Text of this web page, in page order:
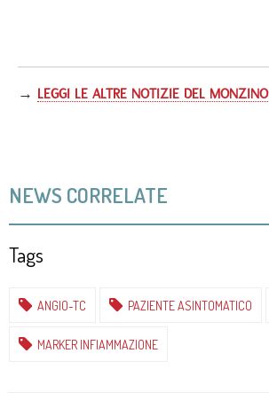
→ LEGGI LE ALTRE NOTIZIE DEL MONZINO
NEWS CORRELATE
31
TECNOLOGICA DEL
MONZINO NELLA
DIAGNOSTICA
CARDIOVASCOLARE
Tags
ANGIO-TC PAZIENTE ASINTOMATICO
MARKER INFIAMMAZIONE